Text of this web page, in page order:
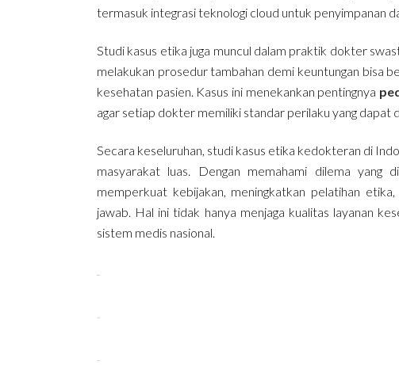
termasuk integrasi teknologi cloud untuk penyimpanan
Studi kasus etika juga muncul dalam praktik dokter
melakukan prosedur tambahan demi keuntungan bisa
kesehatan pasien. Kasus ini menekankan pentingnya
agar setiap dokter memiliki standar perilaku yang dapat
Secara keseluruhan, studi kasus etika kedokteran di
masyarakat luas. Dengan memahami dilema
memperkuat kebijakan, meningkatkan pelatihan
jawab. Hal ini tidak hanya menjaga kualitas layanan
sistem medis nasional.